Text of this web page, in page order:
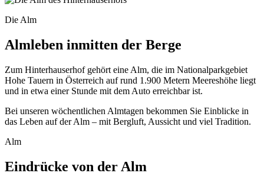
Die Alm
Almleben inmitten der Berge
Zum Hinterhauserhof gehört eine Alm, die im Nationalparkgebiet
Hohe Tauern in Österreich auf rund 1.900 Metern Meereshöhe liegt
und in etwa einer Stunde mit dem Auto erreichbar ist.
Bei unseren wöchentlichen Almtagen bekommen Sie Einblicke in
das Leben auf der Alm – mit Bergluft, Aussicht und viel Tradition.
Alm
Eindrücke von der Alm